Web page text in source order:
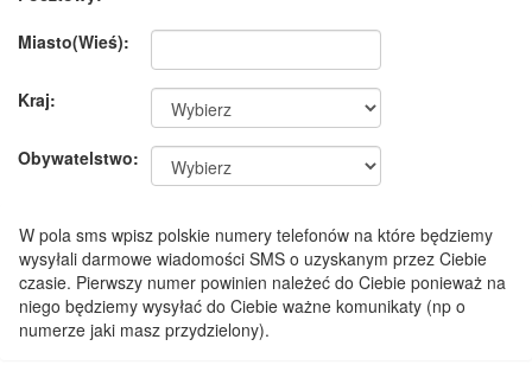
Miasto(Wieś):
Kraj:
Obywatelstwo:
W pola sms wpisz polskie numery telefonów na które będziemy
wysyłali darmowe wiadomości SMS o uzyskanym przez Ciebie
czasie. Pierwszy numer powinien należeć do Ciebie ponieważ na
niego będziemy wysyłać do Ciebie ważne komunikaty (np o
numerze jaki masz przydzielony).